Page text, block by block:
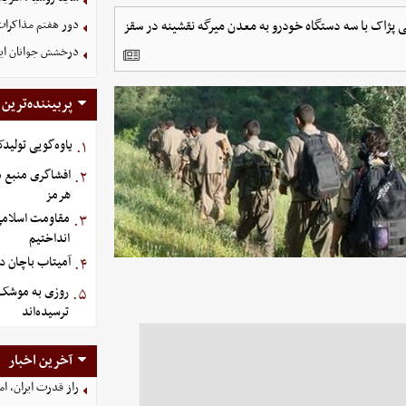
گروهک تروریستی پژاک با سه دستگاه خودرو به معدن میرگه نقشینه در سقز
دور هفتم
درخشش جوانان
پربیننده‌ترین
۱. یاوه‌گویی
۲. افشاگری منبع
هرمز
۳. مقاومت
انداختیم
۴. آمیتاب باچان
۵. روزی به موشک‌
ترسیده‌اند
آخرین اخبار
راز قدرت